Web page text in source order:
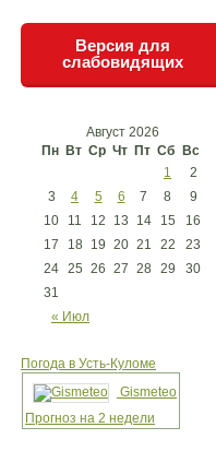
Версия для
слабовидящих
Август 2026
Пн Вт Ср Чт Пт Сб Вс
« Июл
1
2
3
4 5 6 7 8
9
10
11 12 13 14 15
16
17
18 19 20 21 22
23
24 25 26 27 28 29
30
31
Погода в Усть-Куломе
Gismeteo
Прогноз на 2 недели